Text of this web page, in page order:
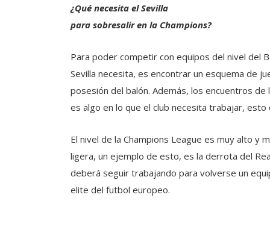
¿Qué necesita el Sevilla
para sobresalir en la Champions?
Para poder competir con equipos del nivel del
Sevilla necesita, es encontrar un esquema de
posesión del balón. Además, los encuentros
es algo en lo que el club necesita trabajar,
El nivel de la Champions League es muy alto
ligera, un ejemplo de esto, es la derrota del
deberá seguir trabajando para volverse un
elite del futbol europeo.